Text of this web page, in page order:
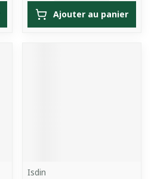
Ajouter au panier
Isdin